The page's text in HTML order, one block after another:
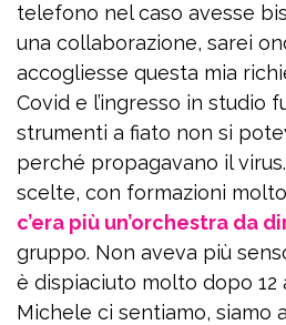
telefono nel caso avesse
una collaborazione, sarei
accogliesse questa mia
Covid e l’ingresso in studio
strumenti a fiato non si
perché propagavano il
scelte, con formazioni
c’era più un’orchestra da
gruppo. Non aveva più
è dispiaciuto molto dopo 12
Michele ci sentiamo, siamo